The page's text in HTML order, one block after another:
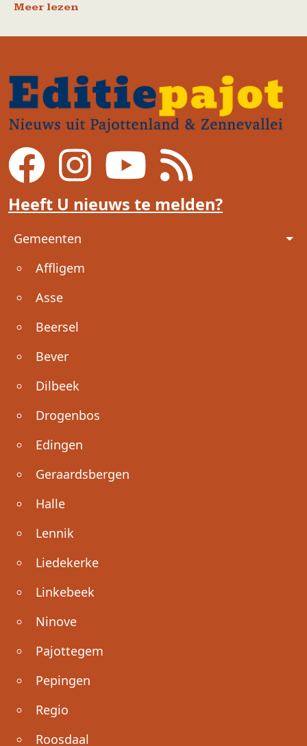
Meer lezen
Heeft U nieuws te melden?
Voet
Gemeenten
Affligem
Asse
Beersel
Bever
Dilbeek
Drogenbos
Edingen
Geraardsbergen
Halle
Lennik
Liedekerke
Linkebeek
Ninove
Pajottegem
Pepingen
Regio
Roosdaal